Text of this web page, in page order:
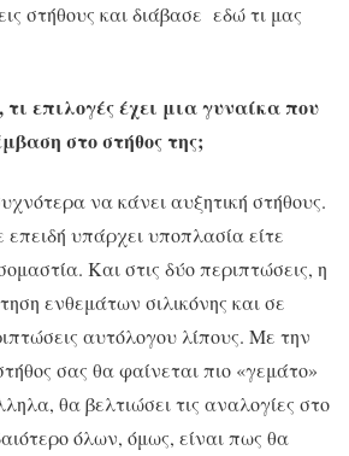
στήθους και διάβασε εδώ τι μας
επιλογές έχει μια γυναίκα που
στο στήθος της;
να κάνει αυξητική στήθους.
επειδή υπάρχει υποπλασία είτε
Και στις δύο περιπτώσεις, η
ενθεμάτων σιλικόνης και σε
αυτόλογου λίπους. Με την
σας θα φαίνεται πιο «γεμάτο»
θα βελτιώσει τις αναλογίες στο
όλων, όμως, είναι πως θα